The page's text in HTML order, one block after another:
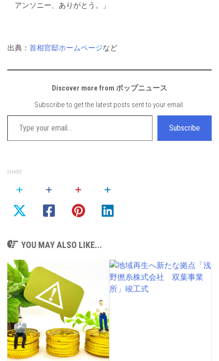
アンソニー、ありがとう。」
出典： 首相官邸ホームページなど
Discover more from ポップニュース
Subscribe to get the latest posts sent to your email.
Type your email…
Subscribe
SHARE
YOU MAY ALSO LIKE...